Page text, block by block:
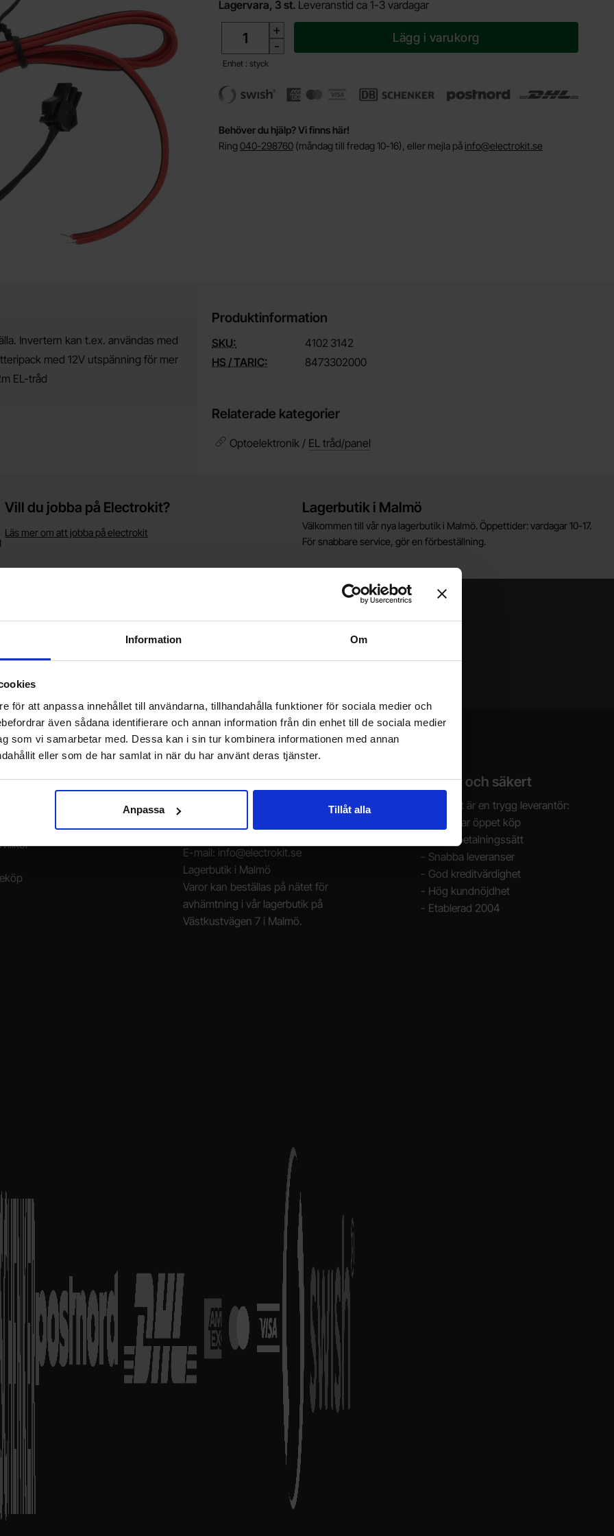
Information Om
för att anpassa innehållet till användarna, tillhandahålla funktioner för sociala medier och
även sådana identifierare och annan information från din enhet till de sociala medier
som vi samarbetar med. Dessa kan i sin tur kombinera informationen med annan
eller som de har samlat in när du har använt deras tjänster.
Anpassa Tillåt alla
Lagervara, 3 st. Leveranstid ca 1-3 vardagar
+
-
Enhet : styck
Lägg i varukorg
Behöver du hjälp? Vi finns här!
Ring 040-298760 (måndag till fredag 10-16), eller mejla på info@electrokit.se
Invertern kan t.ex. användas med
med 12V utspänning för mer
EL-tråd
Produktinformation
SKU: 4102 3142
HS / TARIC:
8473302000
Relaterade kategorier
Optoelektronik / EL tråd/panel
Vill du jobba på Electrokit?
Läs mer om att jobba på electrokit
Lagerbutik i Malmö
Välkommen till vår nya lagerbutik i Malmö. Öppettider: vardagar 10-17.
För snabbare service, gör en förbeställning.
Du kommer att få ca 1 utskick / månad. Avbryt enkelt när du vill.
Din e-post
hos oss Kundtjänst
E-mail: info@electrokit.se
Lagerbutik i Malmö
Varor kan beställas på nätet för
avhämtning i vår lagerbutik på
Västkustvägen 7 i Malmö.
Tryggt och säkert
Electrokit är en trygg leverantör:
- 30 dagar öppet köp
- Säkra betalningssätt
- Snabba leveranser
- God kreditvärdighet
- Hög kundnöjdhet
- Etablerad 2004